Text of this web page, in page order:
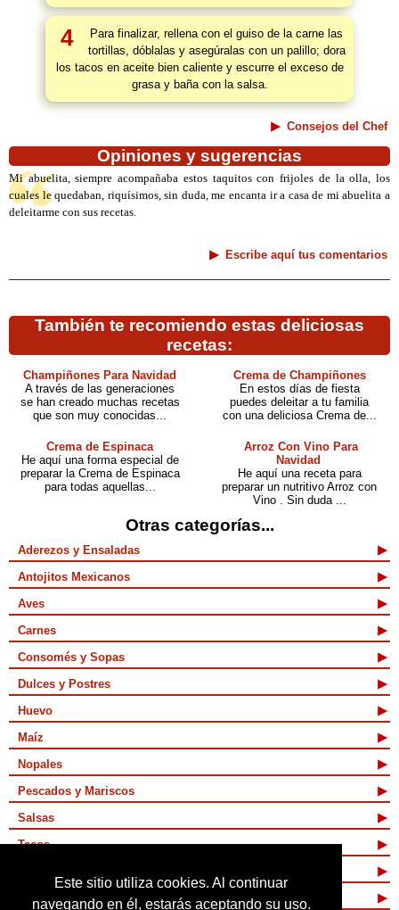
Este sitio utiliza cookies. Al continuar
navegando en él, estarás aceptando su uso.
4
Para finalizar, rellena con el guiso de la carne las
tortillas, dóblalas y asegúralas con un palillo; dora
los tacos en aceite bien caliente y escurre el exceso de
grasa y baña con la salsa.
Consejos del Chef
Opiniones y sugerencias
Mi abuelita, siempre acompañaba estos taquitos con frijoles de la olla, los
cuales le quedaban, riquísimos, sin duda, me encanta ir a casa de mi abuelita a
deleitarme con sus recetas.
Escribe aquí tus comentarios
También te recomiendo estas deliciosas
recetas:
Champiñones Para Navidad
A través de las generaciones
se han creado muchas recetas
que son muy conocidas...
Crema de Champiñones
En estos días de fiesta
puedes deleitar a tu familia
con una deliciosa Crema de...
Crema de Espinaca
He aquí una forma especial de
preparar la Crema de Espinaca
para todas aquellas...
Arroz Con Vino Para
Navidad
He aquí una receta para
preparar un nutritivo Arroz con
Vino . Sin duda ...
Otras categorías...
Aderezos y Ensaladas
Antojitos Mexicanos
Aves
Carnes
Consomés y Sopas
Dulces y Postres
Huevo
Maíz
Nopales
Pescados y Mariscos
Salsas
Tacos
Vegetarianas